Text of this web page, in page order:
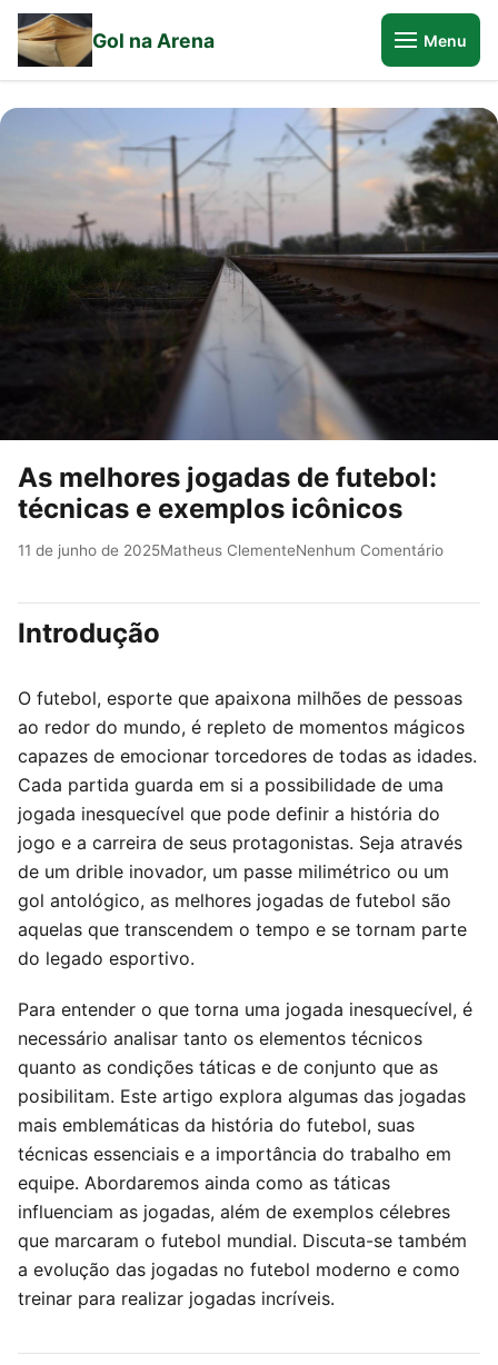
Gol na Arena Menu
As melhores jogadas de futebol:
técnicas e exemplos icônicos
11 de junho de 2025Matheus ClementeNenhum Comentário
Introdução
O futebol, esporte que apaixona milhões de pessoas
ao redor do mundo, é repleto de momentos mágicos
capazes de emocionar torcedores de todas as idades.
Cada partida guarda em si a possibilidade de uma
jogada inesquecível que pode definir a história do
jogo e a carreira de seus protagonistas. Seja através
de um drible inovador, um passe milimétrico ou um
gol antológico, as melhores jogadas de futebol são
aquelas que transcendem o tempo e se tornam parte
do legado esportivo.
Para entender o que torna uma jogada inesquecível, é
necessário analisar tanto os elementos técnicos
quanto as condições táticas e de conjunto que as
posibilitam. Este artigo explora algumas das jogadas
mais emblemáticas da história do futebol, suas
técnicas essenciais e a importância do trabalho em
equipe. Abordaremos ainda como as táticas
influenciam as jogadas, além de exemplos célebres
que marcaram o futebol mundial. Discuta-se também
a evolução das jogadas no futebol moderno e como
treinar para realizar jogadas incríveis.